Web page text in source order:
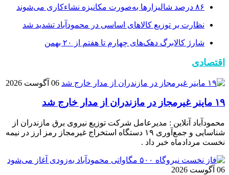
۸۶ درصد شالیزارها به‌صورت مکانیزه نشاءکاری می‌شوند
نظارت بر توزیع کالا‌های اساسی در محمودآباد تشدید شد
شارژ کالابرگ دهک‌های چهارم تا هفتم از ۲۰ بهمن
اقتصادی
06 آگوست 2026
۱۹ ماینر غیرمجاز در مازندران از مدار خارج شد
محمودآباد آنلاین : مدیرعامل شرکت توزیع نیروی برق مازندران از
شناسایی و جمع‌آوری ۱۹ دستگاه استخراج غیرمجاز رمز ارز در نیمه
نخست مردادماه خبر داد .
06 آگوست 2026